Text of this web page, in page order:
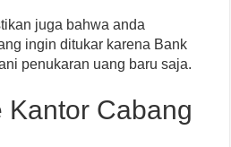
juga bahwa anda
ingin ditukar karena Bank
penukaran uang baru saja.
Kantor Cabang